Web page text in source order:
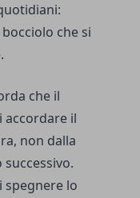
che si
che il
accordare il
non dalla
spegnere lo